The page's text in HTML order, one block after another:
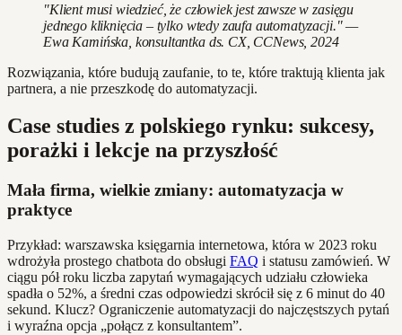
"Klient musi wiedzieć, że człowiek jest zawsze w zasięgu
jednego kliknięcia – tylko wtedy zaufa automatyzacji." —
Ewa Kamińska, konsultantka ds. CX, CCNews, 2024
Rozwiązania, które budują zaufanie, to te, które traktują klienta jak
partnera, a nie przeszkodę do automatyzacji.
Case studies z polskiego rynku: sukcesy,
porażki i lekcje na przyszłość
Mała firma, wielkie zmiany: automatyzacja w
praktyce
Przykład: warszawska księgarnia internetowa, która w 2023 roku
wdrożyła prostego chatbota do obsługi FAQ i statusu zamówień. W
ciągu pół roku liczba zapytań wymagających udziału człowieka
spadła o 52%, a średni czas odpowiedzi skrócił się z 6 minut do 40
sekund. Klucz? Ograniczenie automatyzacji do najczęstszych pytań
i wyraźna opcja „połącz z konsultantem”.